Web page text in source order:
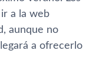
a la web
aunque no
a ofrecerlo